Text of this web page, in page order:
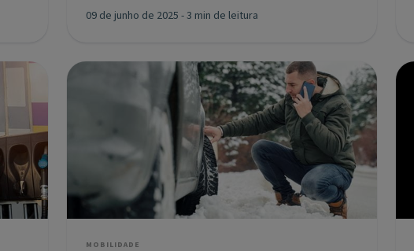
09 de junho de 2025 -3 min de leitura
MOBILIDADE